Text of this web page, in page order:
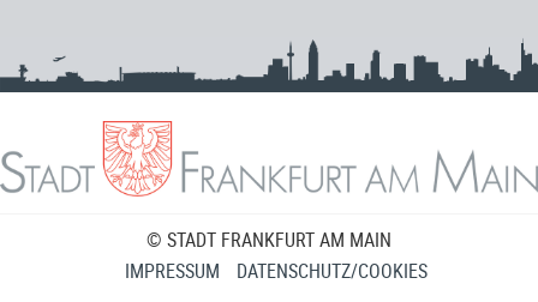
© STADT FRANKFURT AM MAIN
IMPRESSUM
DATENSCHUTZ/COOKIES